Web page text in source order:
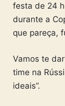
festa de 24
durante a
que pareça,
Vamos te
time na
ideais”.